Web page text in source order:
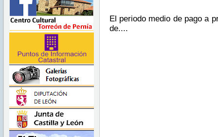
El periodo medio de pago a
de....